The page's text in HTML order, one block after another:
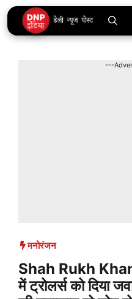
Skip
to
content
---
मनोरंजन
Shah Rukh
में ट्रोलर्स को दिया